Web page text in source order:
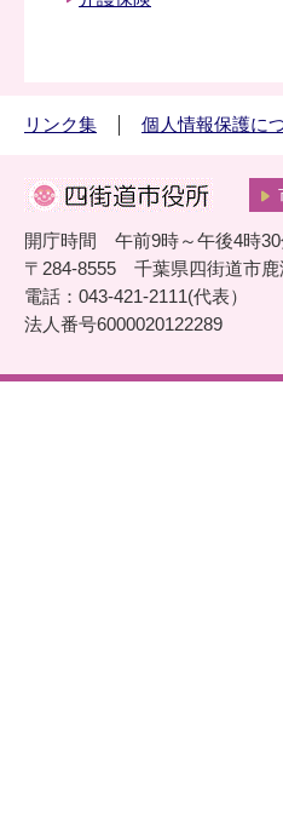
リンク集 個人情報保護に
開庁時間 午前9時～午後4時
〒284-8555 千葉県四街道市鹿
電話：043-421-2111(代表）
法人番号6000020122289